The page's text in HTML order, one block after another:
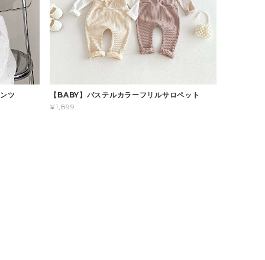
ツ
【BABY】パステルカラーフリルサロペット
¥1,899